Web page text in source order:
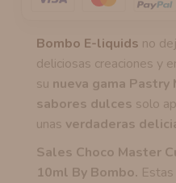
Bombo E-liquids no
deliciosas creaciones y
su nueva gama Pastry
sabores dulces solo
unas verdaderas
Sales Choco Master
10ml By Bombo. Estas